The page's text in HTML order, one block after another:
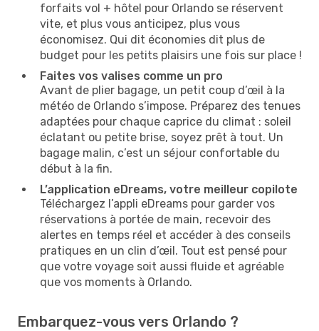
forfaits vol + hôtel pour Orlando se réservent
vite, et plus vous anticipez, plus vous
économisez. Qui dit économies dit plus de
budget pour les petits plaisirs une fois sur place !
Faites vos valises comme un pro
Avant de plier bagage, un petit coup d’œil à la
météo de Orlando s’impose. Préparez des tenues
adaptées pour chaque caprice du climat : soleil
éclatant ou petite brise, soyez prêt à tout. Un
bagage malin, c’est un séjour confortable du
début à la fin.
L’application eDreams, votre meilleur copilote
Téléchargez l’appli eDreams pour garder vos
réservations à portée de main, recevoir des
alertes en temps réel et accéder à des conseils
pratiques en un clin d’œil. Tout est pensé pour
que votre voyage soit aussi fluide et agréable
que vos moments à Orlando.
Embarquez-vous vers Orlando ?